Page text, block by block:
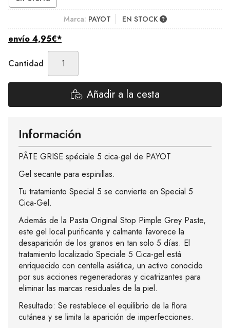
Marca: PAYOT EN STOCK
envío 4,95€*
Cantidad
Añadir a la cesta
Información
PÂTE GRISE spéciale 5 cica-gel de PAYOT
Gel secante para espinillas.
Tu tratamiento Special 5 se convierte en Special 5
Cica-Gel.
Además de la Pasta Original Stop Pimple Grey Paste,
este gel local purificante y calmante favorece la
desaparición de los granos en tan solo 5 días. El
tratamiento localizado Speciale 5 Cica-gel está
enriquecido con centella asiática, un activo conocido
por sus acciones regeneradoras y cicatrizantes para
eliminar las marcas residuales de la piel.
Resultado: Se restablece el equilibrio de la flora
cutánea y se limita la aparición de imperfecciones.